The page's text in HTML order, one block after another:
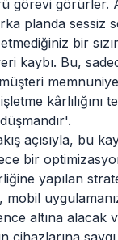
görevi görürler.
planda sessiz
bir
kaybı. Bu,
kârlılığını
açısıyla, bu
bir
yapılan
mobil
altına alacak
cihazlarına